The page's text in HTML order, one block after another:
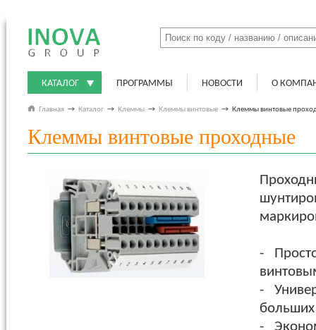
КАТАЛОГ ПРОГРАММЫ НОВОСТИ О
Главная → Каталог → Клеммы → Клеммы винтовые → Клеммы винтовые
Клеммы винтовые проходные
-
-
-